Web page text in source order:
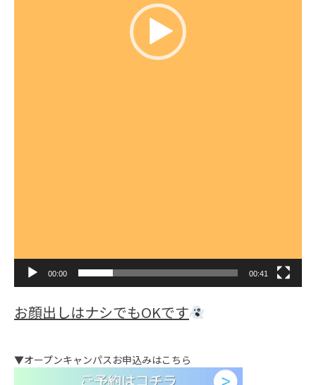
00:00 00:41
お顔出しはナシでもOKです
▼オープンキャンパスお申込みはこちら